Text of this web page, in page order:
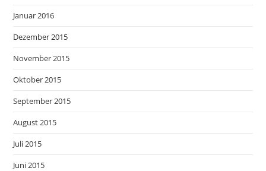
Januar 2016
Dezember 2015
November 2015
Oktober 2015
September 2015
August 2015
Juli 2015
Juni 2015